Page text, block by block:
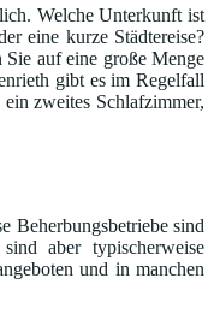
Welche Unterkunft ist
eine kurze Städtereise?
Sie auf eine große Menge
gibt es im Regelfall
zweites Schlafzimmer,
Beherbungsbetriebe sind
aber typischerweise
und in manchen